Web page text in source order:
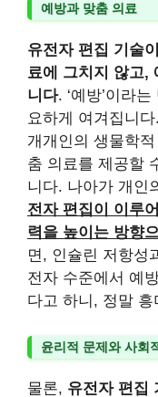
예방과 맞춤 의료
유전자 편집 기술
료에 그치지 않고,
니다. ‘예방’이라
요하게 여겨집니
개개인의 생물학
춤 의료를 제공할
니다. 나아가 개인
전자 편집이 이루
력을 높이는 방향
면, 인슐린 저항성
전자 수준에서 예
다고 하니, 정말
윤리적 문제와 사회
물론, 유전자 편집